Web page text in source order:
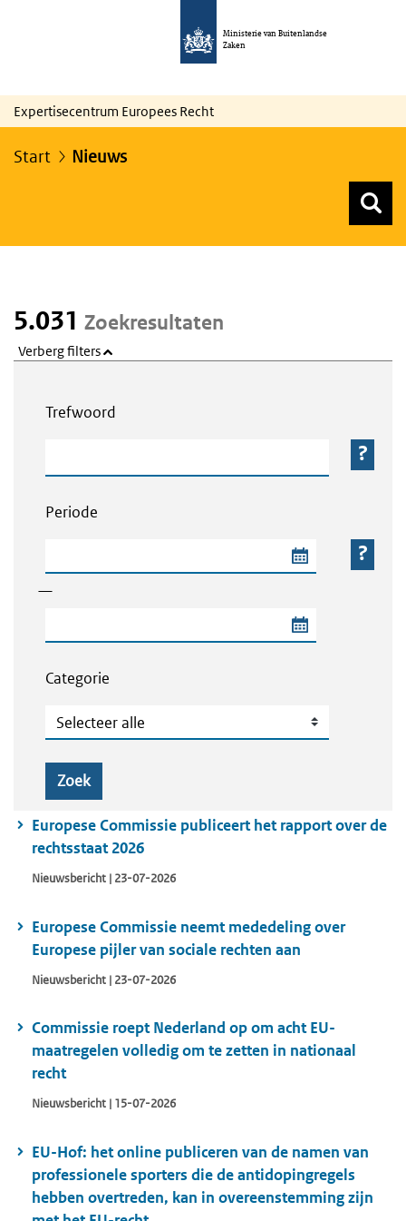
Ministerie van Buitenlandse
Zaken
Expertisecentrum Europees Recht
Start Nieuws
5.031 Zoekresultaten
Verberg filters
Trefwoord
Periode
—
Categorie
Categorie
Zoek
Europese Commissie publiceert het rapport over de
rechtsstaat 2026
Nieuwsbericht | 23-07-2026
Europese Commissie neemt mededeling over
Europese pijler van sociale rechten aan
Nieuwsbericht | 23-07-2026
Commissie roept Nederland op om acht EU-
maatregelen volledig om te zetten in nationaal
recht
Nieuwsbericht | 15-07-2026
EU-Hof: het online publiceren van de namen van
professionele sporters die de antidopingregels
hebben overtreden, kan in overeenstemming zijn